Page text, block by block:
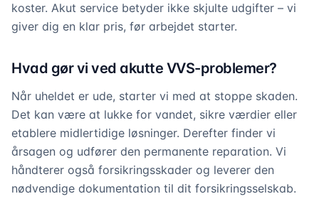
koster. Akut service betyder ikke skjulte udgifter – vi
giver dig en klar pris, før arbejdet starter.
Hvad gør vi ved akutte VVS-problemer?
Når uheldet er ude, starter vi med at stoppe skaden.
Det kan være at lukke for vandet, sikre værdier eller
etablere midlertidige løsninger. Derefter finder vi
årsagen og udfører den permanente reparation. Vi
håndterer også forsikringsskader og leverer den
nødvendige dokumentation til dit forsikringsselskab.